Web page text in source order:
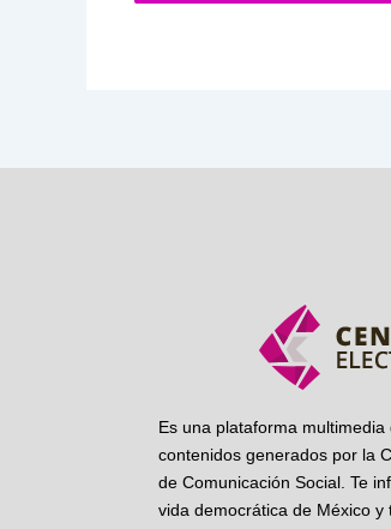
Es una plataforma
contenidos generados por la
de Comunicación Social. Te
vida democrática de México y